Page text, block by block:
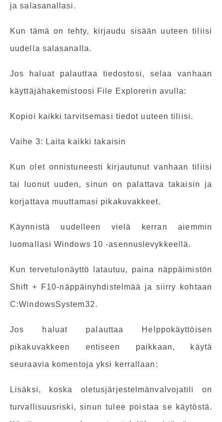
ja salasanallasi.
Kun tämä on tehty, kirjaudu sisään uuteen tiliisi
uudella salasanalla.
Jos haluat palauttaa tiedostosi, selaa vanhaan
käyttäjähakemistoosi File Explorerin avulla:
Kopioi kaikki tarvitsemasi tiedot uuteen tiliisi.
Vaihe 3: Laita kaikki takaisin
Kun olet onnistuneesti kirjautunut vanhaan tiliisi
tai luonut uuden, sinun on palattava takaisin ja
korjattava muuttamasi pikakuvakkeet.
Käynnistä uudelleen vielä kerran aiemmin
luomallasi Windows 10 -asennuslevykkeellä.
Kun tervetulonäyttö latautuu, paina näppäimistön
Shift + F10-näppäinyhdistelmää ja siirry kohtaan
C:WindowsSystem32.
Jos haluat palauttaa Helppokäyttöisen
pikakuvakkeen entiseen paikkaan, käytä
seuraavia komentoja yksi kerrallaan:
Lisäksi, koska oletusjärjestelmänvalvojatili on
turvallisuusriski, sinun tulee poistaa se käytöstä.